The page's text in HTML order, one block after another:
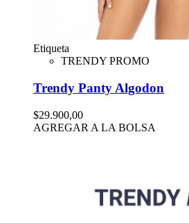
Etiqueta
TRENDY PROMO
Trendy Panty Algodon
$29.900,00
AGREGAR A LA BOLSA